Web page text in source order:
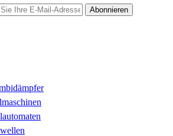
Abonnieren